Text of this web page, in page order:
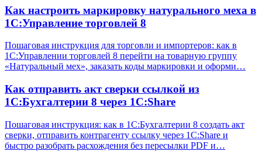
Как настроить маркировку натурального меха в
1С:Управление торговлей 8
Пошаговая инструкция для торговли и импортеров: как в
1С:Управлении торговлей 8 перейти на товарную группу
«Натуральный мех», заказать коды маркировки и оформи…
Как отправить акт сверки ссылкой из
1С:Бухгалтерии 8 через 1С:Share
Пошаговая инструкция: как в 1С:Бухгалтерии 8 создать акт
сверки, отправить контрагенту ссылку через 1С:Share и
быстро разобрать расхождения без пересылки PDF и…